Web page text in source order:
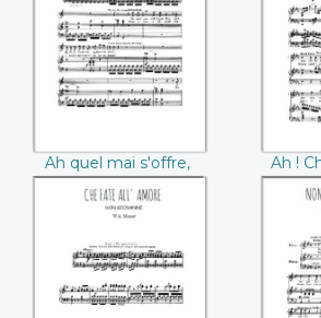
oh dei (Mozart)
Ah quel mai s'offre,
oh dei (Mozart)
Ah !
Che fate all'amore
(Mozart)